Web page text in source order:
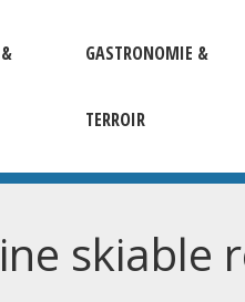
GASTRONOMIE &
TERROIR
skiable